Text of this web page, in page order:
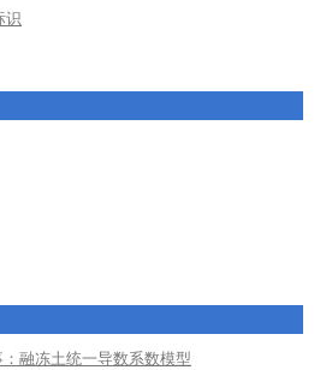
识
融冻土统一导数系数模型